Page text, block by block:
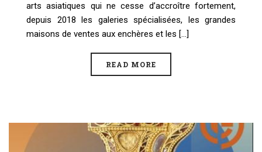
arts asiatiques qui ne cesse d’accroître fortement,
depuis 2018 les galeries spécialisées, les grandes
maisons de ventes aux enchères et les [...]
READ MORE